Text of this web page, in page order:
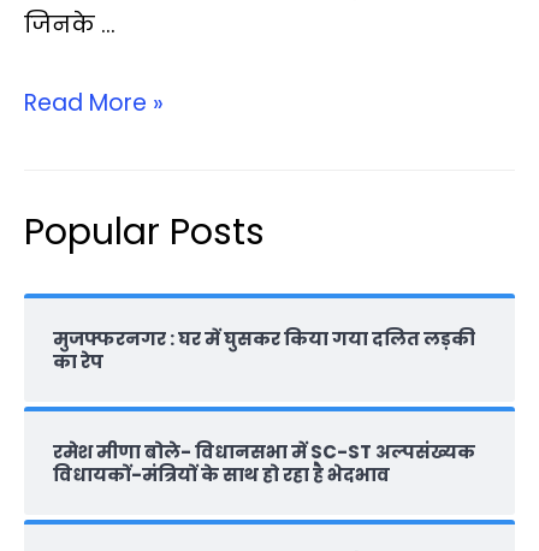
जिनके …
Read More »
Popular Posts
मुजफ्फरनगर : घर में घुसकर किया गया दलित लड़की
का रेप
रमेश मीणा बोले- विधानसभा में SC-ST अल्पसंख्यक
विधायकों-मंत्रियों के साथ हो रहा है भेदभाव